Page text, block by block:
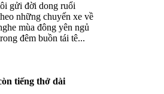
gửi đời dong ruổi
những chuyến xe về
mùa đông yên ngủ
đêm buồn tái tê...
tiếng thở dài